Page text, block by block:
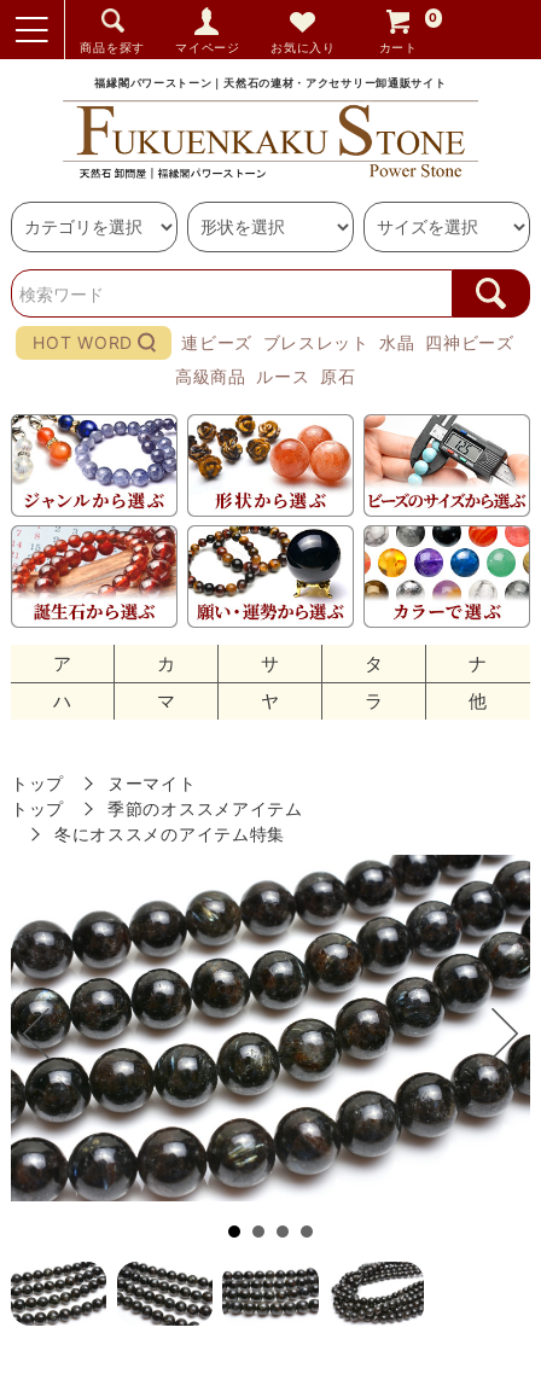
商品を探す マイページ お気に入り カート
0
福縁閣パワーストーン｜天然石の連材・アクセサリー卸通販サイト
HOT WORD 連ビーズ ブレスレット 水晶
四神ビーズ
高級商品
ルース 原石
ア カ サ タ
ナ
ハ
マ ヤ ラ 他
トップ
ヌーマイト
トップ
季節のオススメアイテム
冬にオススメのアイテム特集